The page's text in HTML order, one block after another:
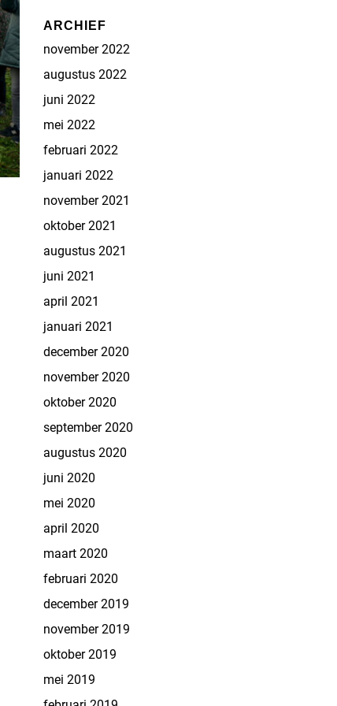
ARCHIEF
november 2022
augustus 2022
juni 2022
mei 2022
februari 2022
januari 2022
november 2021
oktober 2021
augustus 2021
juni 2021
april 2021
januari 2021
december 2020
november 2020
oktober 2020
september 2020
augustus 2020
juni 2020
mei 2020
april 2020
maart 2020
februari 2020
december 2019
november 2019
oktober 2019
mei 2019